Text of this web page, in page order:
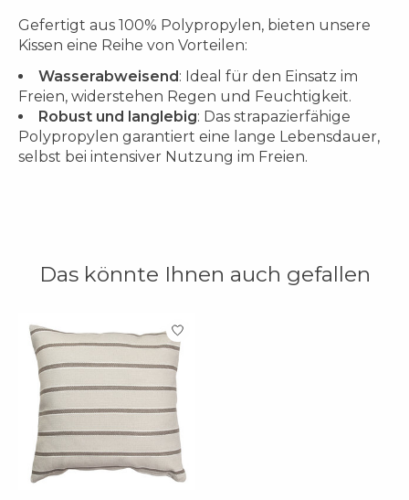
Gefertigt aus 100% Polypropylen, bieten unsere
Kissen eine Reihe von Vorteilen:
Wasserabweisend: Ideal für den Einsatz im
Freien, widerstehen Regen und Feuchtigkeit.
Robust und langlebig: Das strapazierfähige
Polypropylen garantiert eine lange Lebensdauer,
selbst bei intensiver Nutzung im Freien.
Das könnte Ihnen auch gefallen
Produkt-Karussell-Artikel